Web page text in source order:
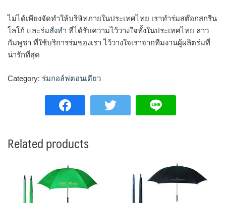
ไม่ได้เพียงจัดทำให้บริษัทภายในประเทศไทย เราทำร่มสต๊อกสกรีน
โลโก้ และร่มสั่งทำ ที่ได้รับความไว้วางใจทั้งในประเทศไทย ลาว
กัมพูชา ที่ใช้บริการร่มของเรา ไว้วางใจเราจากทีมงานผู้ผลิตร่มที่
น่ารักที่สุด
Category: ร่มกอล์ฟตอนเดียว
Related products